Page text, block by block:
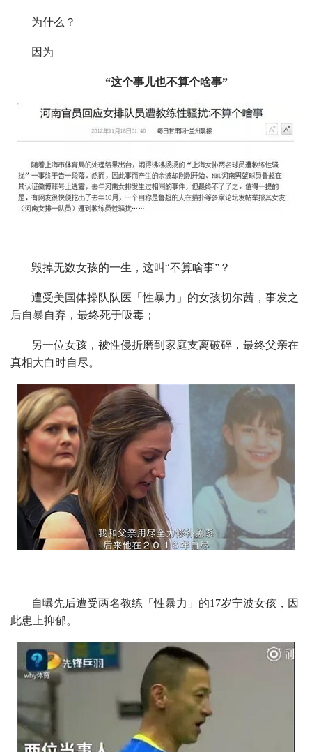
为什么？
因为
“这个事儿也不算个啥事”
毁掉无数女孩的一生，这叫“不算啥事”？
遭受美国体操队队医「性暴力」的女孩切尔茜，事发之
后自暴自弃，最终死于吸毒；
另一位女孩，被性侵折磨到家庭支离破碎，最终父亲在
真相大白时自尽。
自曝先后遭受两名教练「性暴力」的17岁宁波女孩，因
此患上抑郁。